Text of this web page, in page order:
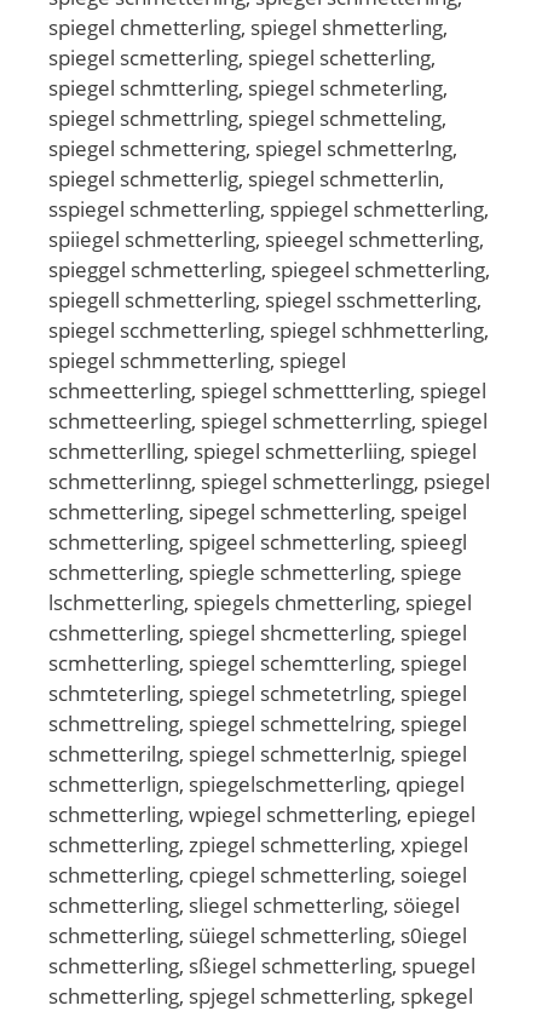
spiegel chmetterling, spiegel shmetterling,
spiegel scmetterling, spiegel schetterling,
spiegel schmtterling, spiegel schmeterling,
spiegel schmettrling, spiegel schmetteling,
spiegel schmettering, spiegel schmetterlng,
spiegel schmetterlig, spiegel schmetterlin,
sspiegel schmetterling, sppiegel schmetterling,
spiiegel schmetterling, spieegel schmetterling,
spieggel schmetterling, spiegeel schmetterling,
spiegell schmetterling, spiegel sschmetterling,
spiegel scchmetterling, spiegel schhmetterling,
spiegel schmmetterling, spiegel
schmeetterling, spiegel schmettterling, spiegel
schmetteerling, spiegel schmetterrling, spiegel
schmetterlling, spiegel schmetterliing, spiegel
schmetterlinng, spiegel schmetterlingg, psiegel
schmetterling, sipegel schmetterling, speigel
schmetterling, spigeel schmetterling, spieegl
schmetterling, spiegle schmetterling, spiege
lschmetterling, spiegels chmetterling, spiegel
cshmetterling, spiegel shcmetterling, spiegel
scmhetterling, spiegel schemtterling, spiegel
schmteterling, spiegel schmetetrling, spiegel
schmettreling, spiegel schmettelring, spiegel
schmetterilng, spiegel schmetterlnig, spiegel
schmetterlign, spiegelschmetterling, qpiegel
schmetterling, wpiegel schmetterling, epiegel
schmetterling, zpiegel schmetterling, xpiegel
schmetterling, cpiegel schmetterling, soiegel
schmetterling, sliegel schmetterling, söiegel
schmetterling, süiegel schmetterling, s0iegel
schmetterling, sßiegel schmetterling, spuegel
schmetterling, spjegel schmetterling, spkegel